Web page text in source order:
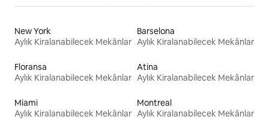
New York
Aylık Kiralanabilecek Mekânlar
Barselona
Aylık Kiralanabilecek Mekânlar
Floransa
Aylık Kiralanabilecek Mekânlar
Atina
Aylık Kiralanabilecek Mekânlar
Miami
Aylık Kiralanabilecek Mekânlar
Montreal
Aylık Kiralanabilecek Mekânlar